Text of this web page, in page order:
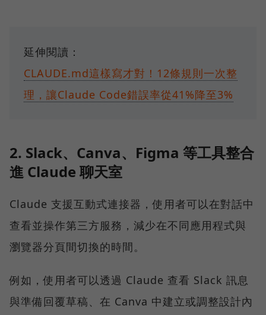
延伸閱讀：
CLAUDE.md這樣寫才對！12條規則一次整
理，讓Claude Code錯誤率從41%降至3%
2. Slack、Canva、Figma 等工具整合
進 Claude 聊天室
Claude 支援互動式連接器，使用者可以在對話中
查看並操作第三方服務，減少在不同應用程式與
瀏覽器分頁間切換的時間。
例如，使用者可以透過 Claude 查看 Slack 訊息
與準備回覆草稿、在 Canva 中建立或調整設計內